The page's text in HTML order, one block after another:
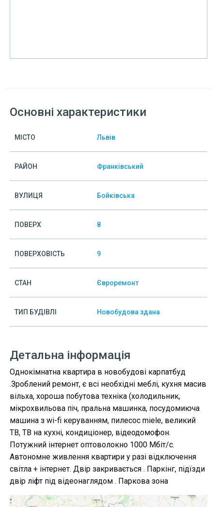
Основні характеристики
МІСТО Львів
РАЙОН Франківський
ВУЛИЦЯ Бойківська
ПОВЕРХ 8
ПОВЕРХОВІСТЬ 9
СТАН Євроремонт
ТИП БУДІВЛІ Новобудова здана
Детальна інформація
Однокімнатна квартира в новобудові карпатбуд
.Зроблений ремонт, є всі необхідні меблі, кухня масив
вільха, хороша побутова техніка (холодильник,
мікрохвильова піч, пральна машинка, посудомиюча
машина з wi-fi керуванням, пилесос miele, великий
ТВ, ТВ на кухні, кондиціонер, відеодомофон.
Потужний інтернет оптоволокно 1000 Мбіт/с.
Автономне живлення квартири у разі відключення
світла + інтернет. Двір закривається . Паркінг, підїзди
двір ліфт під відеонаглядом . Паркова зона